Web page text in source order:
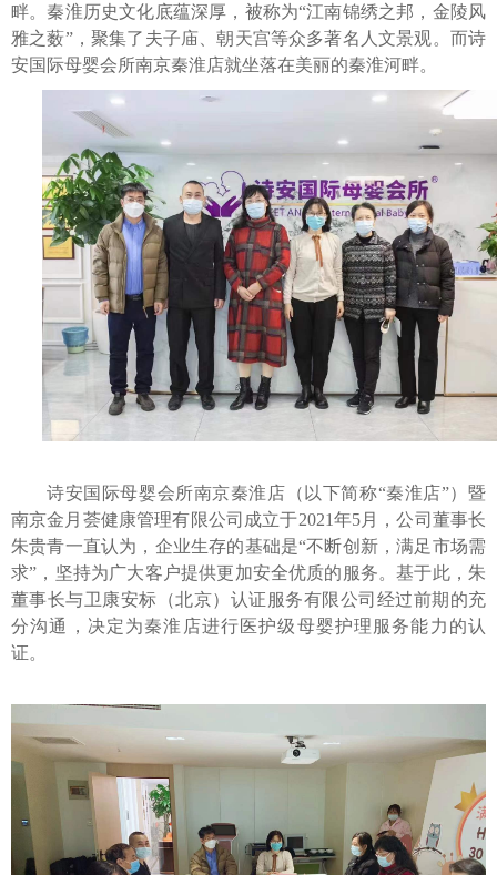
畔。秦淮历史文化底蕴深厚，被称为“江南锦绣之邦，金陵风
雅之薮”，聚集了夫子庙、朝天宫等众多著名人文景观。而诗
安国际母婴会所南京秦淮店就坐落在美丽的秦淮河畔。
诗安国际母婴会所南京秦淮店（以下简称“秦淮店”）暨
南京金月荟健康管理有限公司成立于2021年5月，公司董事长
朱贵青一直认为，企业生存的基础是“不断创新，满足市场需
求”，坚持为广大客户提供更加安全优质的服务。基于此，朱
董事长与卫康安标（北京）认证服务有限公司经过前期的充
分沟通，决定为秦淮店进行医护级母婴护理服务能力的认
证。